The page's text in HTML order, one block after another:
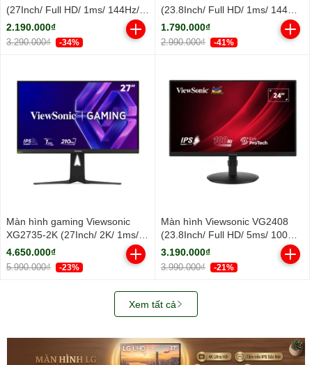
(27Inch/ Full HD/ 1ms/ 144Hz/
300cd/m2/ IPS)
2.190.000₫
3.290.000₫ -34%
(23.8Inch/ Full HD/ 1ms/ 144Hz/
300cd/m2/ IPS)
1.790.000₫
2.990.000₫ -41%
Màn hình gaming Viewsonic
XG2735-2K (27Inch/ 2K/ 1ms/
210Hz/ 400cd/m2/ IPS)
4.650.000₫
5.990.000₫ -23%
Màn hình Viewsonic VG2408
(23.8Inch/ Full HD/ 5ms/ 100HZ/
250cd/m2/ LED/ Tích hợp Loa)
3.190.000₫
3.990.000₫ -21%
Xem tất cả